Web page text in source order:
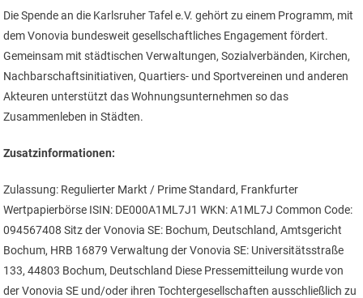
Die Spende an die Karlsruher Tafel e.V. gehört zu einem Programm, mit
dem Vonovia bundesweit gesellschaftliches Engagement fördert.
Gemeinsam mit städtischen Verwaltungen, Sozialverbänden, Kirchen,
Nachbarschaftsinitiativen, Quartiers- und Sportvereinen und anderen
Akteuren unterstützt das Wohnungsunternehmen so das
Zusammenleben in Städten.
Zusatzinformationen:
Zulassung: Regulierter Markt / Prime Standard, Frankfurter
Wertpapierbörse ISIN: DE000A1ML7J1 WKN: A1ML7J Common Code:
094567408 Sitz der Vonovia SE: Bochum, Deutschland, Amtsgericht
Bochum, HRB 16879 Verwaltung der Vonovia SE: Universitätsstraße
133, 44803 Bochum, Deutschland Diese Pressemitteilung wurde von
der Vonovia SE und/oder ihren Tochtergesellschaften ausschließlich zu